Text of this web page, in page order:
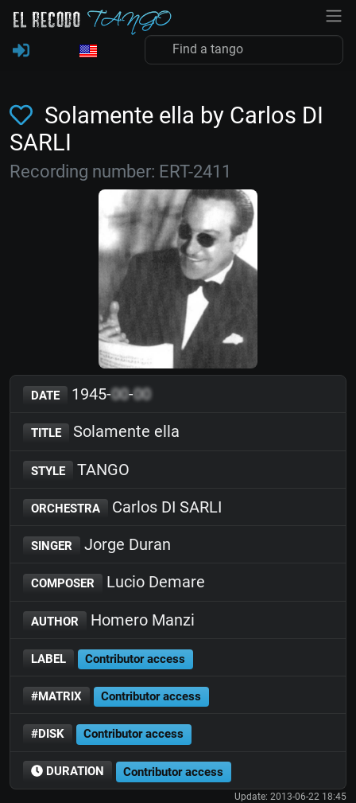
Solamente ella by Carlos DI
SARLI
Recording number: ERT-2411
DATE 1945-00-00
TITLE Solamente ella
STYLE TANGO
ORCHESTRA Carlos DI SARLI
SINGER Jorge Duran
COMPOSER Lucio Demare
AUTHOR Homero Manzi
LABEL Contributor access
#MATRIX Contributor access
#DISK Contributor access
DURATION Contributor access
Update: 2013-06-22 18:45